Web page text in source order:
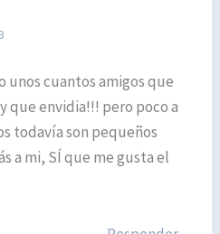
unos cuantos amigos que
que envidia!!! pero poco a
todavía son pequeños
a mi, SÍ que me gusta el